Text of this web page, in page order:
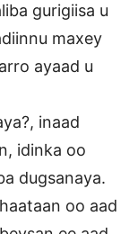
gurigiisa u
maxey
ayaad u
inaad
idinka oo
dugsanaya.
oo aad